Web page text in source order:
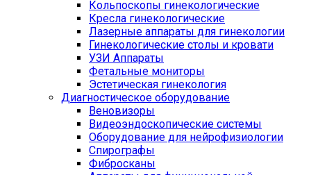
Кольпоскопы гинекологические
Кресла гинекологические
Лазерные аппараты для гинекологии
Гинекологические столы и кровати
УЗИ Аппараты
Фетальные мониторы
Эстетическая гинекология
Диагностическое оборудование
Веновизоры
Видеоэндоскопические системы
Оборудование для нейрофизиологии
Спирографы
Фибросканы